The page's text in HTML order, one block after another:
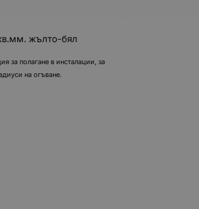
жълто-бял
за полагане в инсталации, за
на огъване.